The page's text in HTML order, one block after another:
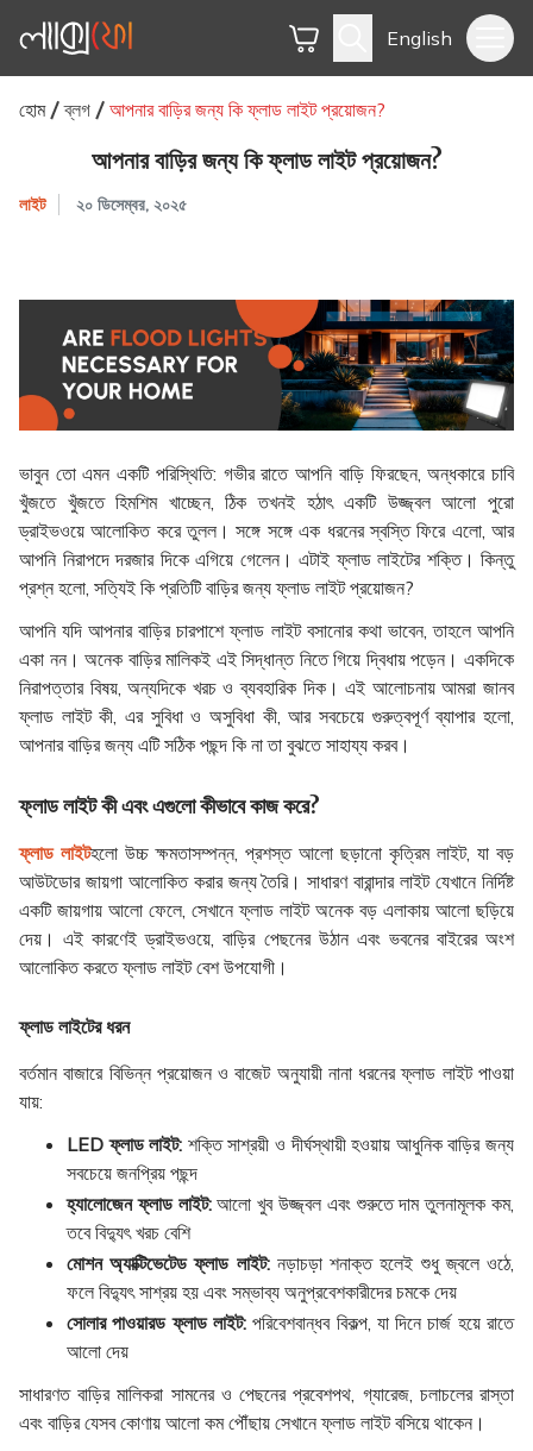
English
হোম ব্লগ আপনার বাড়ির জন্য কি ফ্লাড লাইট প্রয়োজন?
আপনার বাড়ির জন্য কি ফ্লাড লাইট প্রয়োজন?
লাইট ২০ ডিসেম্বর, ২০২৫
ভাবুন তো এমন একটি পরিস্থিতি: গভীর রাতে আপনি বাড়ি ফিরছেন, অন্ধকারে চাবি
খুঁজতে খুঁজতে হিমশিম খাচ্ছেন, ঠিক তখনই হঠাৎ একটি উজ্জ্বল আলো পুরো
ড্রাইভওয়ে আলোকিত করে তুলল। সঙ্গে সঙ্গে এক ধরনের স্বস্তি ফিরে এলো, আর
আপনি নিরাপদে দরজার দিকে এগিয়ে গেলেন। এটাই ফ্লাড লাইটের শক্তি। কিন্তু
প্রশ্ন হলো, সত্যিই কি প্রতিটি বাড়ির জন্য ফ্লাড লাইট প্রয়োজন?
আপনি যদি আপনার বাড়ির চারপাশে ফ্লাড লাইট বসানোর কথা ভাবেন, তাহলে আপনি
একা নন। অনেক বাড়ির মালিকই এই সিদ্ধান্ত নিতে গিয়ে দ্বিধায় পড়েন। একদিকে
নিরাপত্তার বিষয়, অন্যদিকে খরচ ও ব্যবহারিক দিক। এই আলোচনায় আমরা জানব
ফ্লাড লাইট কী, এর সুবিধা ও অসুবিধা কী, আর সবচেয়ে গুরুত্বপূর্ণ ব্যাপার হলো,
আপনার বাড়ির জন্য এটি সঠিক পছন্দ কি না তা বুঝতে সাহায্য করব।
ফ্লাড লাইট কী এবং এগুলো কীভাবে কাজ করে?
ফ্লাড লাইটহলো উচ্চ ক্ষমতাসম্পন্ন, প্রশস্ত আলো ছড়ানো কৃত্রিম লাইট, যা বড়
আউটডোর জায়গা আলোকিত করার জন্য তৈরি। সাধারণ বারান্দার লাইট যেখানে নির্দিষ্ট
একটি জায়গায় আলো ফেলে, সেখানে ফ্লাড লাইট অনেক বড় এলাকায় আলো ছড়িয়ে
দেয়। এই কারণেই ড্রাইভওয়ে, বাড়ির পেছনের উঠান এবং ভবনের বাইরের অংশ
আলোকিত করতে ফ্লাড লাইট বেশ উপযোগী।
ফ্লাড লাইটের ধরন
বর্তমান বাজারে বিভিন্ন প্রয়োজন ও বাজেট অনুযায়ী নানা ধরনের ফ্লাড লাইট পাওয়া
যায়:
LED ফ্লাড লাইট: শক্তি সাশ্রয়ী ও দীর্ঘস্থায়ী হওয়ায় আধুনিক বাড়ির জন্য
সবচেয়ে জনপ্রিয় পছন্দ
হ্যালোজেন ফ্লাড লাইট:আলো খুব উজ্জ্বল এবং শুরুতে দাম তুলনামূলক কম,
তবে বিদ্যুৎ খরচ বেশি
মোশন অ্যাক্টিভেটেড ফ্লাড লাইট:নড়াচড়া শনাক্ত হলেই শুধু জ্বলে ওঠে,
ফলে বিদ্যুৎ সাশ্রয় হয় এবং সম্ভাব্য অনুপ্রবেশকারীদের চমকে দেয়
সোলার পাওয়ারড ফ্লাড লাইট:পরিবেশবান্ধব বিকল্প, যা দিনে চার্জ হয়ে রাতে
আলো দেয়
সাধারণত বাড়ির মালিকরা সামনের ও পেছনের প্রবেশপথ, গ্যারেজ, চলাচলের রাস্তা
এবং বাড়ির যেসব কোণায় আলো কম পৌঁছায় সেখানে ফ্লাড লাইট বসিয়ে থাকেন।